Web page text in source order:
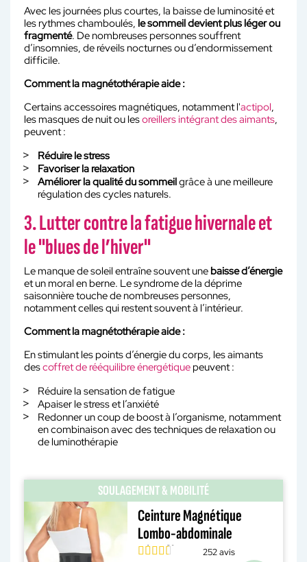
Avec les journées plus courtes, la baisse de luminosité et
les rythmes chamboulés, le sommeil devient plus léger ou
fragmenté. De nombreuses personnes souffrent
d’insomnies, de réveils nocturnes ou d’endormissement
difficile.
Comment la magnétothérapie aide :
Certains accessoires magnétiques, notamment l'actipol,
les masques de nuit ou lesoreillers intégrant des aimants,
peuvent :
Réduire le stress
Favoriser la relaxation
Améliorer la qualité du sommeilgrâce à une meilleure
régulation des cycles naturels.
3. Lutter contre la fatigue hivernale et
le "blues de l’hiver"
Le manque de soleil entraîne souvent une baisse d’énergie
et un moral en berne. Le syndrome de la déprime
saisonnière touche de nombreuses personnes,
notamment celles qui restent souvent à l’intérieur.
Comment la magnétothérapie aide :
En stimulant les points d’énergie du corps, les aimants
descoffret de rééquilibre énergétique peuvent :
Réduire la sensation de fatigue
Apaiser le stress et l’anxiété
Redonner un coup de boost à l’organisme, notamment
en combinaison avec des techniques de relaxation ou
de luminothérapie
SOULAGEMENT & MOBILITÉ
Ceinture Magnétique
Lombo-abdominale
microfibre
252 avis